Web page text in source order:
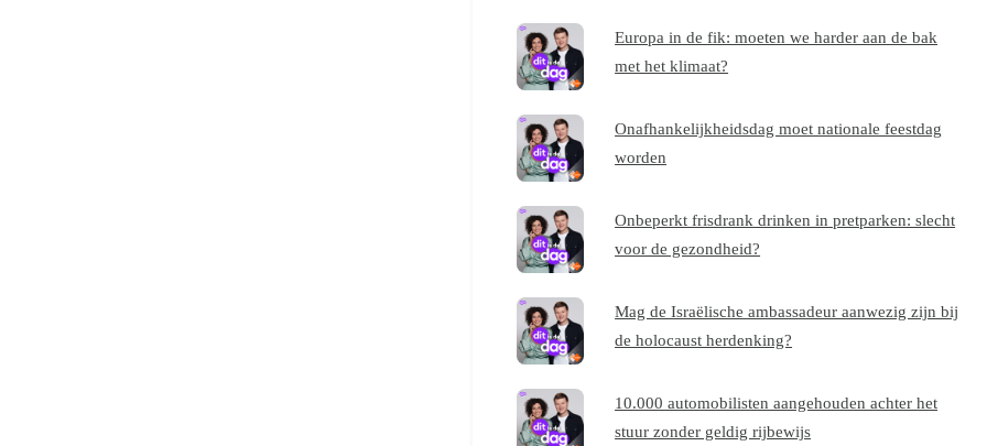
Europa in de fik: moeten we harder aan de bak
met het klimaat?
Onafhankelijkheidsdag moet nationale feestdag
worden
Onbeperkt frisdrank drinken in pretparken: slecht
voor de gezondheid?
Mag de Israëlische ambassadeur aanwezig zijn bij
de holocaust herdenking?
10.000 automobilisten aangehouden achter het
stuur zonder geldig rijbewijs